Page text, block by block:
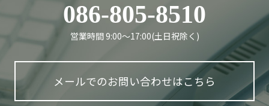
086-805-8510
営業時間 9:00〜17:00(土日祝除く)
メールでのお問い合わせはこちら